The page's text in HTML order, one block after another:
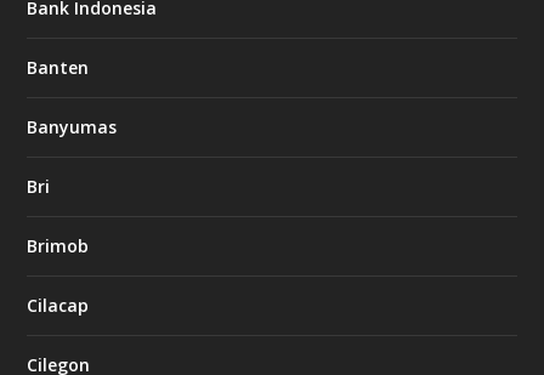
Bank Indonesia
Banten
Banyumas
Bri
Brimob
Cilacap
Cilegon